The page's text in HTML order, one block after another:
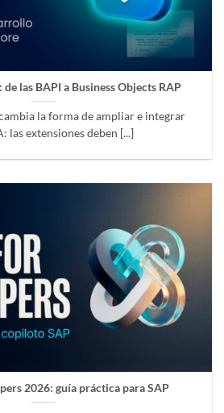
de las BAPI a Business Objects RAP
la forma de ampliar e integrar
las extensiones deben [...]
2026: guía práctica para SAP